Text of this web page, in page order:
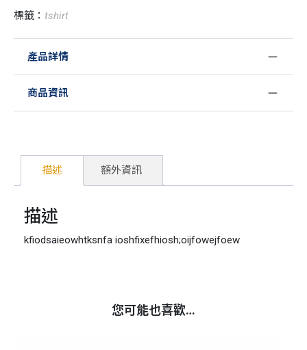
Walk
by
faith
標籤： tshirt
產品詳情
商品資訊
描述 額外資訊
描述
kfiodsaieowhtksnfa ioshfixefhiosh;oijfowejfoew
您可能也喜歡…